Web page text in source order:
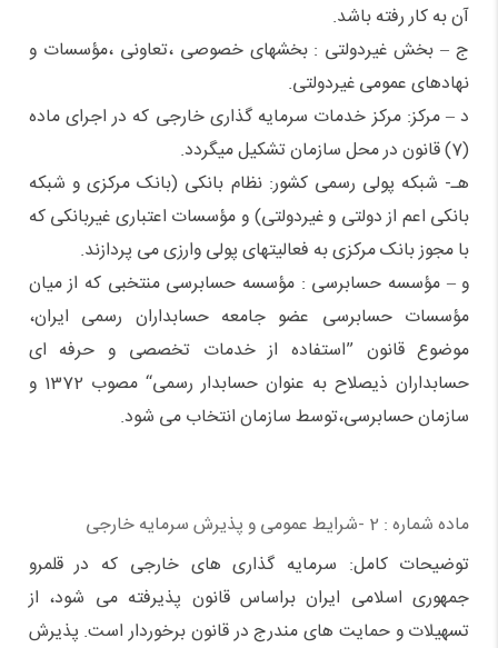
آن به کار رفته باشد.
ج – بخش غیردولتی : بخشهای خصوصی ،‌تعاونی ،‌مؤسسات و
نهادهای عمومی غیردولتی.
د – مرکز: مرکز خدمات سرمایه گذاری خارجی که در اجرای ماده
(7) قانون در محل سازمان تشکیل میگردد.
هـ‌- شبکه پولی رسمی کشور: نظام بانکی (بانک مرکزی و شبکه
بانکی اعم از دولتی و غیردولتی) و مؤسسات اعتباری غیربانکی که
با مجوز بانک مرکزی به فعالیتهای پولی وارزی می پردازند.
و – مؤسسه حسابرسی : مؤسسه حسابرسی منتخبی که از میان
مؤسسات حسابرسی عضو جامعه حسابداران رسمی ایران،‌
موضوع قانون ”استفاده از خدمات تخصصی و حرفه ای
حسابداران ذیصلاح به عنوان حسابدار رسمی“ مصوب 1372 و
سازمان حسابرسی،‌توسط سازمان انتخاب می شود.
ماده شماره : 2 -شرايط عمومی و پذيرش سرمايه خارجی
توضیحات کامل: سرمایه گذاری های خارجی که در قلمرو
جمهوری اسلامی ایران براساس قانون پذیرفته می شود، از
تسهیلات و حمایت های مندرج در قانون برخوردار است. پذیرش